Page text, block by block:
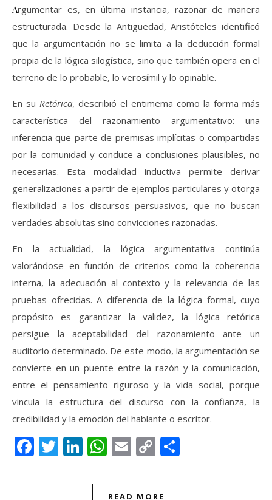
Argumentar es, en última instancia, razonar de manera
estructurada. Desde la Antigüedad, Aristóteles identificó
que la argumentación no se limita a la deducción formal
propia de la lógica silogística, sino que también opera en el
terreno de lo probable, lo verosímil y lo opinable.
En su Retórica, describió el entimema como la forma más
característica del razonamiento argumentativo: una
inferencia que parte de premisas implícitas o compartidas
por la comunidad y conduce a conclusiones plausibles, no
necesarias. Esta modalidad inductiva permite derivar
generalizaciones a partir de ejemplos particulares y otorga
flexibilidad a los discursos persuasivos, que no buscan
verdades absolutas sino convicciones razonadas.
En la actualidad, la lógica argumentativa continúa
valorándose en función de criterios como la coherencia
interna, la adecuación al contexto y la relevancia de las
pruebas ofrecidas. A diferencia de la lógica formal, cuyo
propósito es garantizar la validez, la lógica retórica
persigue la aceptabilidad del razonamiento ante un
auditorio determinado. De este modo, la argumentación se
convierte en un puente entre la razón y la comunicación,
entre el pensamiento riguroso y la vida social, porque
vincula la estructura del discurso con la confianza, la
credibilidad y la emoción del hablante o escritor.
Facebook
Twitter
LinkedIn
WhatsApp
Email
Copy
READ MORE